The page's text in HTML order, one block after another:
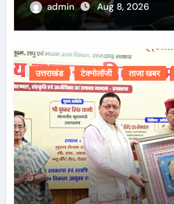
admin
Aug 8, 2026
उत्तराखंड टेक्नोलॉजी ताजा खबर